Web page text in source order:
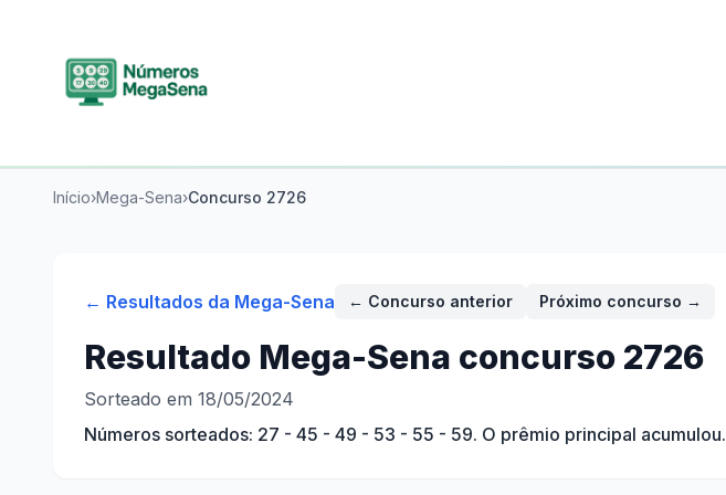
Início›Mega-Sena›Concurso 2726
← Resultados da Mega-Sena ← Concurso anterior Próximo concurso →
Resultado Mega-Sena concurso 2726
Sorteado em 18/05/2024
Números sorteados: 27 - 45 - 49 - 53 - 55 - 59. O prêmio principal acumulou.